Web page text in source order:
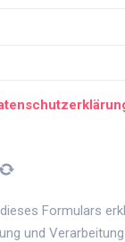
Formulars
und